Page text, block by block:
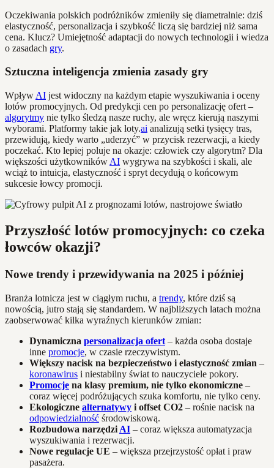
Oczekiwania polskich podróżników zmieniły się diametralnie: dziś
elastyczność, personalizacja i szybkość liczą się bardziej niż sama
cena. Klucz? Umiejętność adaptacji do nowych technologii i wiedza
o zasadach gry.
Sztuczna inteligencja zmienia zasady gry
Wpływ AI jest widoczny na każdym etapie wyszukiwania i oceny
lotów promocyjnych. Od predykcji cen po personalizację ofert –
algorytmy nie tylko śledzą nasze ruchy, ale wręcz kierują naszymi
wyborami. Platformy takie jak loty.ai analizują setki tysięcy tras,
przewidują, kiedy warto „uderzyć” w przycisk rezerwacji, a kiedy
poczekać. Kto lepiej poluje na okazje: człowiek czy algorytm? Dla
większości użytkowników AI wygrywa na szybkości i skali, ale
wciąż to intuicja, elastyczność i spryt decydują o końcowym
sukcesie łowcy promocji.
Przyszłość lotów promocyjnych: co czeka
łowców okazji?
Nowe trendy i przewidywania na 2025 i później
Branża lotnicza jest w ciągłym ruchu, a trendy, które dziś są
nowością, jutro stają się standardem. W najbliższych latach można
zaobserwować kilka wyraźnych kierunków zmian:
Dynamiczna personalizacja ofert – każda osoba dostaje
inne promocje, w czasie rzeczywistym.
Większy nacisk na bezpieczeństwo i elastyczność zmian –
koronawirus i niestabilny świat to nauczyciele pokory.
Promocje na klasy premium, nie tylko ekonomiczne –
coraz więcej podróżujących szuka komfortu, nie tylko ceny.
Ekologiczne alternatywy i offset CO2 – rośnie nacisk na
odpowiedzialność środowiskową.
Rozbudowa narzędzi AI – coraz większa automatyzacja
wyszukiwania i rezerwacji.
Nowe regulacje UE – większa przejrzystość opłat i praw
pasażera.